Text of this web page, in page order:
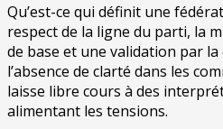
Qu’est-ce qui définit une
respect de la ligne du parti, la
de base et une validation par
l’absence de clarté dans les
laisse libre cours à des
alimentant les tensions.